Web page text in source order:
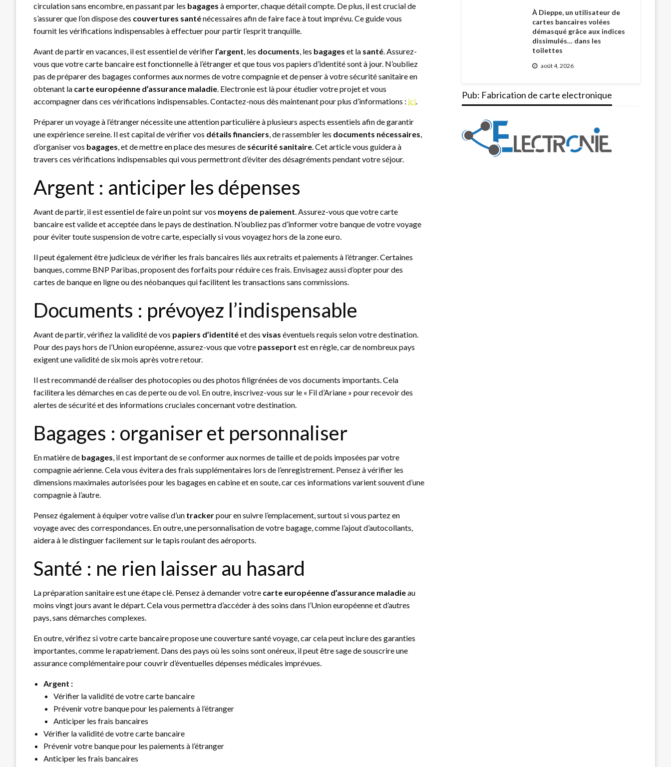
circulation sans encombre, en passant par les bagages à emporter, chaque détail compte. De plus, il est crucial de
s’assurer que l’on dispose des couvertures santénécessaires afin de faire face à tout imprévu. Ce guide vous
fournit les vérifications indispensables à effectuer pour partir l’esprit tranquille.
Avant de partir en vacances, il est essentiel de vérifier l’argent, les documents, les bagages et la santé. Assurez-
vous que votre carte bancaire est fonctionnelle à l’étranger et que tous vos papiers d’identité sont à jour. N’oubliez
pas de préparer des bagages conformes aux normes de votre compagnie et de penser à votre sécurité sanitaire en
obtenant la carte européenne d’assurance maladie. Electronie est là pour étudier votre projet et vous
accompagner dans ces vérifications indispensables. Contactez-nous dès maintenant pour plus d’informations : ici.
Préparer un voyage à l’étranger nécessite une attention particulière à plusieurs aspects essentiels afin de garantir
une expérience sereine. Il est capital de vérifier vos détails financiers, de rassembler les documents nécessaires,
d’organiser vos bagages, et de mettre en place des mesures de sécurité sanitaire. Cet article vous guidera à
travers ces vérifications indispensables qui vous permettront d’éviter des désagréments pendant votre séjour.
Argent : anticiper les dépenses
Avant de partir, il est essentiel de faire un point sur vos moyens de paiement. Assurez-vous que votre carte
bancaire est valide et acceptée dans le pays de destination. N’oubliez pas d’informer votre banque de votre voyage
pour éviter toute suspension de votre carte, especially si vous voyagez hors de la zone euro.
Il peut également être judicieux de vérifier les frais bancaires liés aux retraits et paiements à l’étranger. Certaines
banques, comme BNP Paribas, proposent des forfaits pour réduire ces frais. Envisagez aussi d’opter pour des
cartes de banque en ligne ou des néobanques qui facilitent les transactions sans commissions.
Documents : prévoyez l’indispensable
Avant de partir, vérifiez la validité de vos papiers d’identitéet des visas éventuels requis selon votre destination.
Pour des pays hors de l’Union européenne, assurez-vous que votre passeport est en règle, car de nombreux pays
exigent une validité de six mois après votre retour.
Il est recommandé de réaliser des photocopies ou des photos filigrénées de vos documents importants. Cela
facilitera les démarches en cas de perte ou de vol. En outre, inscrivez-vous sur le « Fil d’Ariane » pour recevoir des
alertes de sécurité et des informations cruciales concernant votre destination.
Bagages : organiser et personnaliser
En matière de bagages, il est important de se conformer aux normes de taille et de poids imposées par votre
compagnie aérienne. Cela vous évitera des frais supplémentaires lors de l’enregistrement. Pensez à vérifier les
dimensions maximales autorisées pour les bagages en cabine et en soute, car ces informations varient souvent d’une
compagnie à l’autre.
Pensez également à équiper votre valise d’un trackerpour en suivre l’emplacement, surtout si vous partez en
voyage avec des correspondances. En outre, une personnalisation de votre bagage, comme l’ajout d’autocollants,
aidera à le distinguer facilement sur le tapis roulant des aéroports.
Santé : ne rien laisser au hasard
La préparation sanitaire est une étape clé. Pensez à demander votre carte européenne d’assurance maladieau
moins vingt jours avant le départ. Cela vous permettra d’accéder à des soins dans l’Union européenne et d’autres
pays, sans démarches complexes.
En outre, vérifiez si votre carte bancaire propose une couverture santé voyage, car cela peut inclure des garanties
importantes, comme le rapatriement. Dans des pays où les soins sont onéreux, il peut être sage de souscrire une
assurance complémentaire pour couvrir d’éventuelles dépenses médicales imprévues.
Argent :
Vérifier la validité de votre carte bancaire
Prévenir votre banque pour les paiements à l’étranger
Anticiper les frais bancaires
Vérifier la validité de votre carte bancaire
Prévenir votre banque pour les paiements à l’étranger
Anticiper les frais bancaires
À Dieppe, un utilisateur de
cartes bancaires volées
démasqué grâce aux indices
dissimulés… dans les
toilettes
août 4, 2026
Pub: Fabrication de carte electronique